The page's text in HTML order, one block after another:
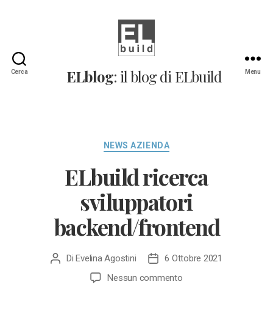
Cerca
Il
blog
ELblog: il blog di ELbuild Menu
Categorie
NEWS AZIENDA
ELbuild ricerca
sviluppatori
backend/frontend
Autore
DiEvelina Agostini
Data6 Ottobre 2021
Nessun commentosu